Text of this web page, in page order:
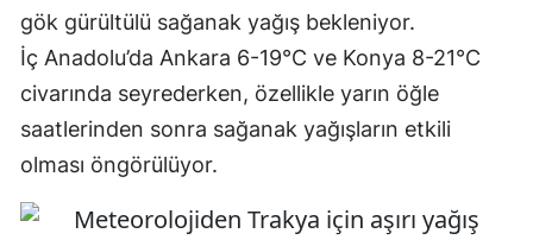
gök gürültülü sağanak yağış bekleniyor.
İç Anadolu’da Ankara 6-19°C ve Konya 8-21°C
civarında seyrederken, özellikle yarın öğle
saatlerinden sonra sağanak yağışların etkili
olması öngörülüyor.